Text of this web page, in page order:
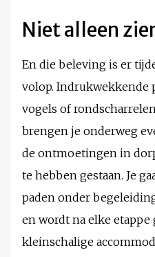
Niet alleen
En die beleving is er
volop. Indrukwekkende
vogels of
brengen je onderweg
de ontmoetingen in
te hebben gestaan. Je
paden onder
en wordt na elke
kleinschalige